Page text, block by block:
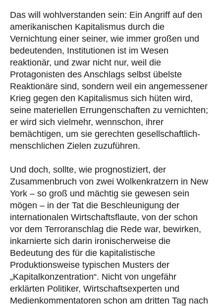
Das will wohlverstanden sein: Ein Angriff auf den
amerikanischen Kapitalismus durch die
Vernichtung einer seiner, wie immer großen und
bedeutenden, Institutionen ist im Wesen
reaktionär, und zwar nicht nur, weil die
Protagonisten des Anschlags selbst übelste
Reaktionäre sind, sondern weil ein angemessener
Krieg gegen den Kapitalismus sich hüten wird,
seine materiellen Errungenschaften zu vernichten;
er wird sich vielmehr, wennschon, ihrer
bemächtigen, um sie gerechten gesellschaftlich-
menschlichen Zielen zuzuführen.
Und doch, sollte, wie prognostiziert, der
Zusammenbruch von zwei Wolkenkratzern in New
York – so groß und mächtig sie gewesen sein
mögen – in der Tat die Beschleunigung der
internationalen Wirtschaftsflaute, von der schon
vor dem Terroranschlag die Rede war, bewirken,
inkarnierte sich darin ironischerweise die
Bedeutung des für die kapitalistische
Produktionsweise typischen Musters der
„Kapitalkonzentration“. Nicht von ungefähr
erklärten Politiker, Wirtschaftsexperten und
Medienkommentatoren schon am dritten Tag nach